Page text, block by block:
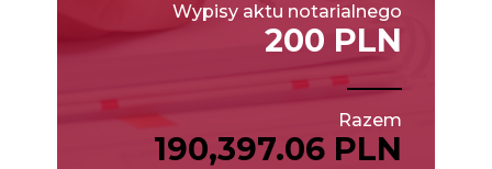
Wypisy aktu notarialnego
200 PLN
Razem
190,397.06 PLN